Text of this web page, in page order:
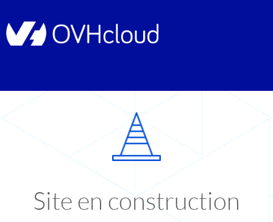
Site en construction